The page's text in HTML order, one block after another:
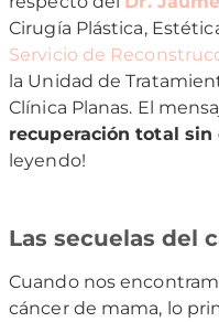
Cirugía Plástica,
Servicio de
la Unidad de
Clínica Planas. El
recuperación total sin
leyendo!
Las secuelas del
Cuando nos
cáncer de mama, lo